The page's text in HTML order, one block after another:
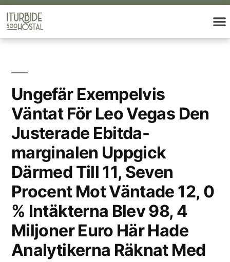
Ungefär Exempelvis
Väntat För Leo Vegas Den
Justerade Ebitda-
marginalen Uppgick
Därmed Till 11, Seven
Procent Mot Väntade 12, 0
% Intäkterna Blev 98, 4
Miljoner Euro Här Hade
Analytikerna Räknat Med